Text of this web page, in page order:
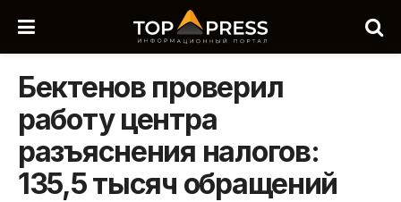
Бектенов проверил
работу центра
разъяснения налогов:
135,5 тысяч обращений